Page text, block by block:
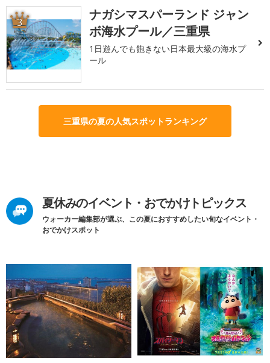
3
ナガシマスパーランド ジャン
ボ海水プール／三重県
1日遊んでも飽きない日本最大級の海水プ
ール
三重県の夏の人気スポットランキング
夏休みのイベント・おでかけトピックス
ウォーカー編集部が選ぶ、この夏におすすめしたい旬なイベント・
おでかけスポット